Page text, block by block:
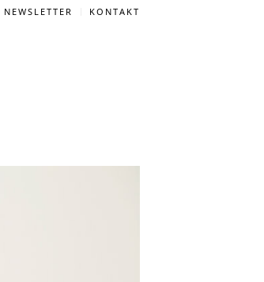
NEWSLETTER KONTAKT